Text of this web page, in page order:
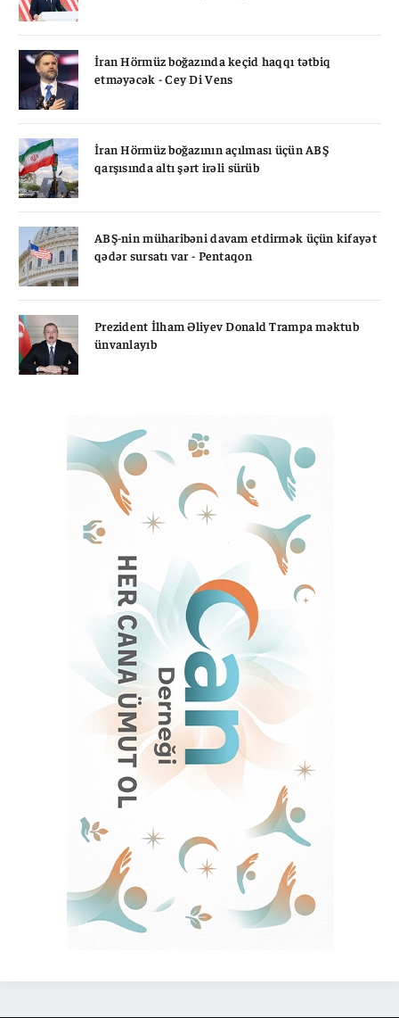
İran Hörmüz boğazında keçid haqqı tətbiq
etməyəcək - Cey Di Vens
İran Hörmüz boğazının açılması üçün ABŞ
qarşısında altı şərt irəli sürüb
ABŞ-nin müharibəni davam etdirmək üçün kifayət
qədər sursatı var - Pentaqon
Prezident İlham Əliyev Donald Trampa məktub
ünvanlayıb